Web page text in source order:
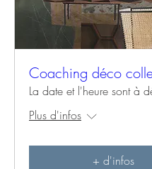
Coaching déco
La date et l'heure sont à
Plus d'infos
+ d'infos